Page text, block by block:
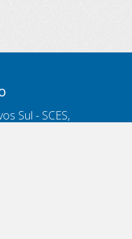
Sul - SCES,